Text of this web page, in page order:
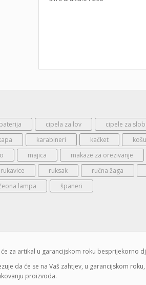
baterija cipela za lov cipele za
karabineri kačket
majica makaze za orezivanje
rukavice ruksak ručna žaga
lampa španeri
će za artikal u garancijskom roku
da će se na Vaš zahtjev, u garancijskom
proizvoda.